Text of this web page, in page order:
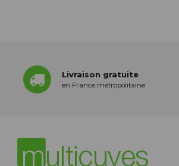
Livraison gratuite
en France métropolitaine